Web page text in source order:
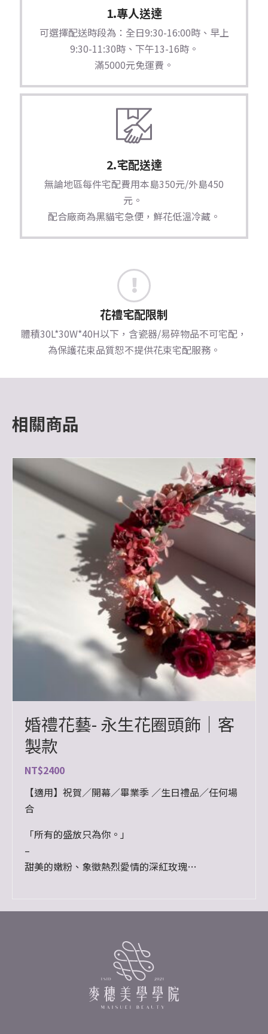
1.專人送達
可選擇配送時段為：全日9:30-16:00時、早上
9:30-11:30時、下午13-16時。
滿5000元免運費。
2.宅配送達
無論地區每件宅配費用本島350元/外島450
元。
配合廠商為黑貓宅急便，鮮花低溫冷藏。
花禮宅配限制
體積30L*30W*40H以下，含瓷器/易碎物品不可宅配，
為保護花束品質恕不提供花束宅配服務。
相關商品
婚禮花藝- 永生花圈頭飾｜客
製款
NT$2400
【適用】祝賀／開幕／畢業季 ／生日禮品／任何場
合
「所有的盛放只為你。」
–
甜美的嫩粉、象徵熱烈愛情的深紅玫瑰
————————————
使用花材：乾燥花、永生花